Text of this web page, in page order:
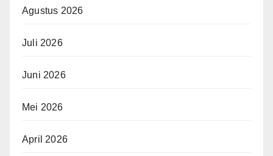
Agustus 2026
Juli 2026
Juni 2026
Mei 2026
April 2026